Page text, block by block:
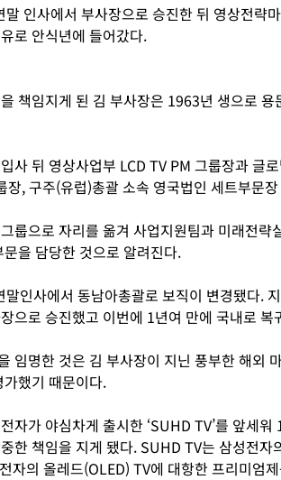
인사에서 부사장으로 승진한 뒤 영상전략
로 안식년에 들어갔다.
책임지게 된 김 부사장은 1963년 생으로 용
사 뒤 영상사업부 LCD TV PM 그룹장과 글
장, 구주(유럽)총괄 소속 영국법인 세트부문
룹으로 자리를 옮겨 사업지원팀과 미래전략
을 담당한 것으로 알려진다.
인사에서 동남아총괄로 보직이 변경됐다.
으로 승진했고 이번에 1년여 만에 국내로 복
임명한 것은 김 부사장이 지닌 풍부한 해외
했기 때문이다.
자가 야심차게 출시한 ‘SUHD TV’를 앞세
한 책임을 지게 됐다. SUHD TV는 삼성전자
자의 올레드(OLED) TV에 대항한 프리미엄